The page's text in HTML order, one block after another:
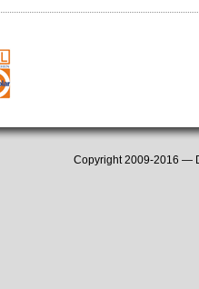
Copyright 2009-2016 —